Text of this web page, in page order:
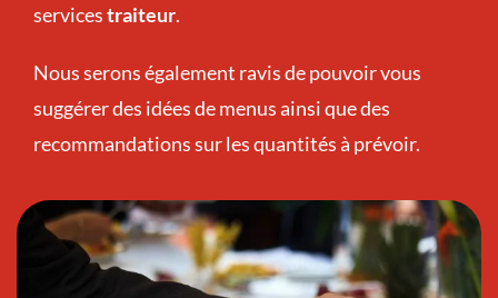
servicestraiteur.
Nous serons également ravis de pouvoir vous
suggérer des idées de menus ainsi que des
recommandations sur les quantités à prévoir.